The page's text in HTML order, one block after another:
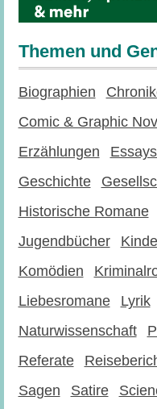
Themen und
Biographien
Comic & Graphic
Erzählungen
Geschichte
Historische Romane
Jugendbücher
Komödien
Liebesromane
Lyrik
Naturwissenschaft
Referate
Sagen
Satire